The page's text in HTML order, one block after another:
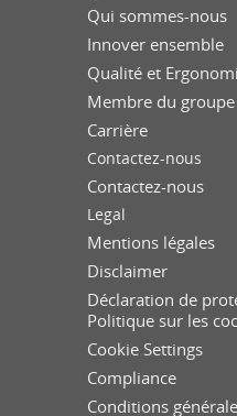
Qui sommes-nous
Innover ensemble
Qualité et
Membre du
Carrière
Contactez-nous
Contactez-nous
Legal
Mentions légales
Disclaimer
Déclaration de
Politique sur les
Cookie Settings
Compliance
Conditions